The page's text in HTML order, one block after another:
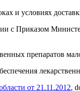
и условиях
с Приказом
от 21.11.2012,